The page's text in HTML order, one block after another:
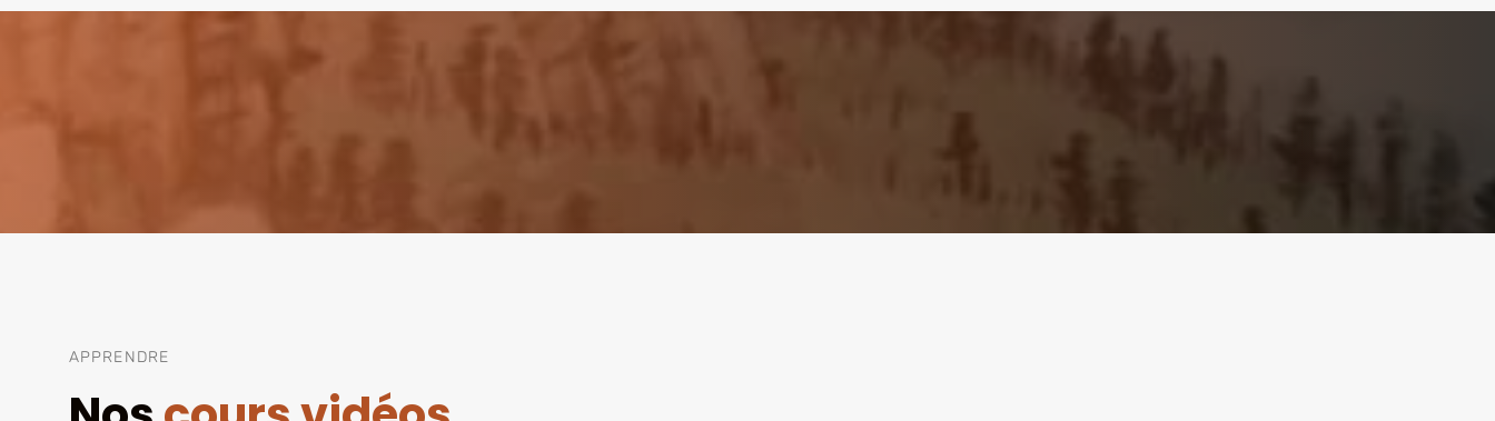
APPRENDRE